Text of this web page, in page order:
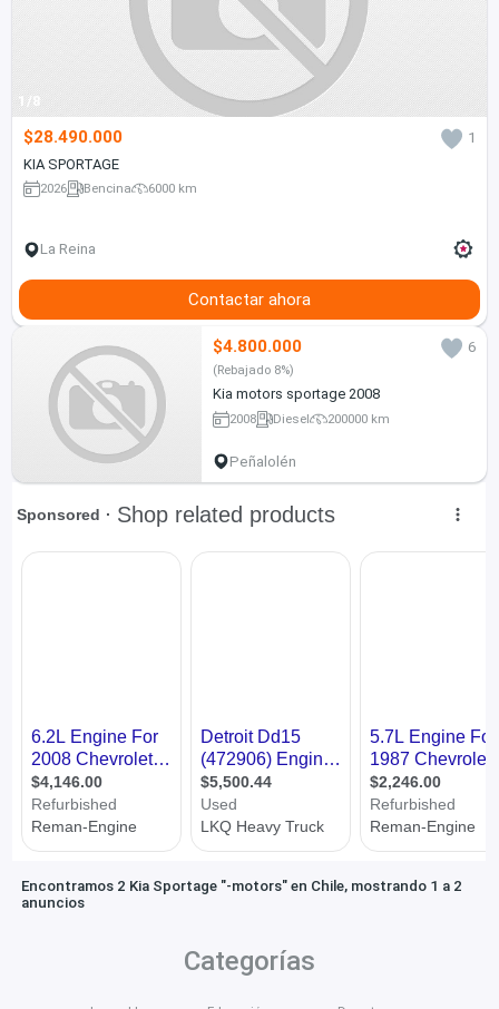
1/8
$28.490.000
1
KIA SPORTAGE
2026 Bencina 6000 km
La Reina
Contactar ahora
$4.800.000 6
(Rebajado 8%)
Kia motors sportage 2008
2008 Diesel 200000 km
Peñalolén
Encontramos 2 Kia Sportage "-motors" en Chile, mostrando 1 a 2
anuncios
Categorías